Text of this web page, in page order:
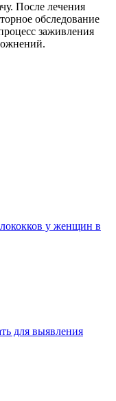
После лечения
обследование
заживления
у женщин в
для выявления